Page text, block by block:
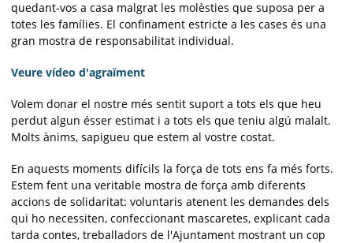
quedant-vos a casa malgrat les molèsties que suposa per a
totes les famílies. El confinament estricte a les cases és una
gran mostra de responsabilitat individual.
Veure vídeo d'agraïment
Volem donar el nostre més sentit suport a tots els que heu
perdut algun ésser estimat i a tots els que teniu algú malalt.
Molts ànims, sapigueu que estem al vostre costat.
En aquests moments difícils la força de tots ens fa més forts.
Estem fent una veritable mostra de força amb diferents
accions de solidaritat: voluntaris atenent les demandes dels
qui ho necessiten, confeccionant mascaretes, explicant cada
tarda contes, treballadors de l'Ajuntament mostrant un cop